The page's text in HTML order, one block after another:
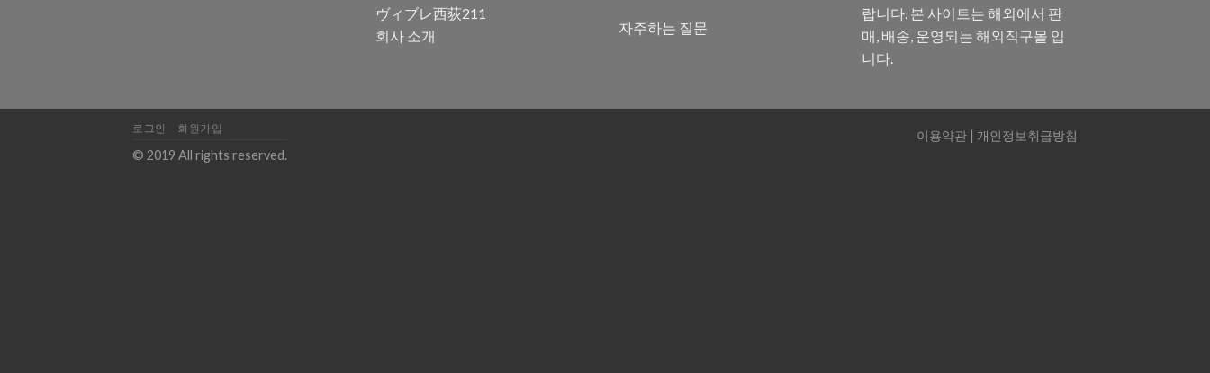
ヴィブレ西荻211
회사 소개
자주하는 질문
랍니다. 본 사이트는 해외에서 판
매, 배송, 운영되는 해외직구몰 입
니다.
이용약관 | 개인정보취급방침
로그인 회원가입
© 2019 All rights reserved.